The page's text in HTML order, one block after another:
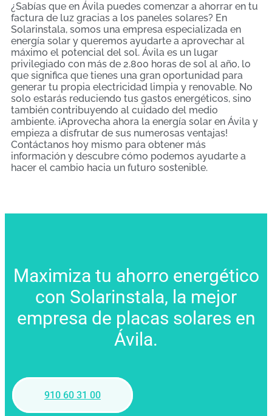
¿Sabías que en Ávila puedes comenzar a ahorrar en tu
factura de luz gracias a los paneles solares? En
Solarinstala, somos una empresa especializada en
energía solar y queremos ayudarte a aprovechar al
máximo el potencial del sol. Ávila es un lugar
privilegiado con más de 2.800 horas de sol al año, lo
que significa que tienes una gran oportunidad para
generar tu propia electricidad limpia y renovable. No
solo estarás reduciendo tus gastos energéticos, sino
también contribuyendo al cuidado del medio
ambiente. ¡Aprovecha ahora la energía solar en Ávila y
empieza a disfrutar de sus numerosas ventajas!
Contáctanos hoy mismo para obtener más
información y descubre cómo podemos ayudarte a
hacer el cambio hacia un futuro sostenible.
Maximiza tu ahorro energético
con Solarinstala, la mejor
empresa de placas solares en
Ávila.
910 60 31 00